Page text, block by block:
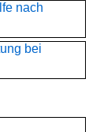
nach
bei